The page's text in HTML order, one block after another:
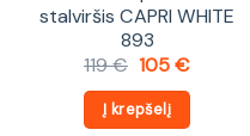
stalviršis CAPRI WHITE
893
119€ Original
was:
119 €.
105€Current
is:
105 €.
Į krepšelį